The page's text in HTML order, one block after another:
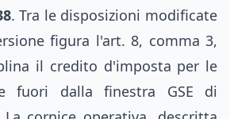
. Tra le disposizioni modificate
figura l'art. 8, comma 3,
il credito d'imposta per le
fuori dalla finestra GSE di